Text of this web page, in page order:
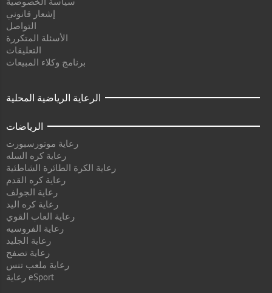
إشعار قانوني
التواصل
الأسئلة المتكررة
التعليقات
برنامج وكلاء المبيعات
الرعاية الرياضية المحلية
الرياضات
رعاية موتورسبورت
رعاية كره السله
رعاية الكرة الطائرة الشاطئية
رعاية كره القدم
رعاية الجولف
رعاية كره اليد
رعاية العاب القوي
رعاية الفروسيه
رعاية الجليد
رعاية تصفح
رعاية ملعب تنس
رعاية eSport